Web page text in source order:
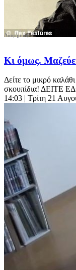
Κι όμως.
Δείτε το μικρό
σκουπίδια! ΔΕΙΤΕ
14:03 | Τρίτη 21